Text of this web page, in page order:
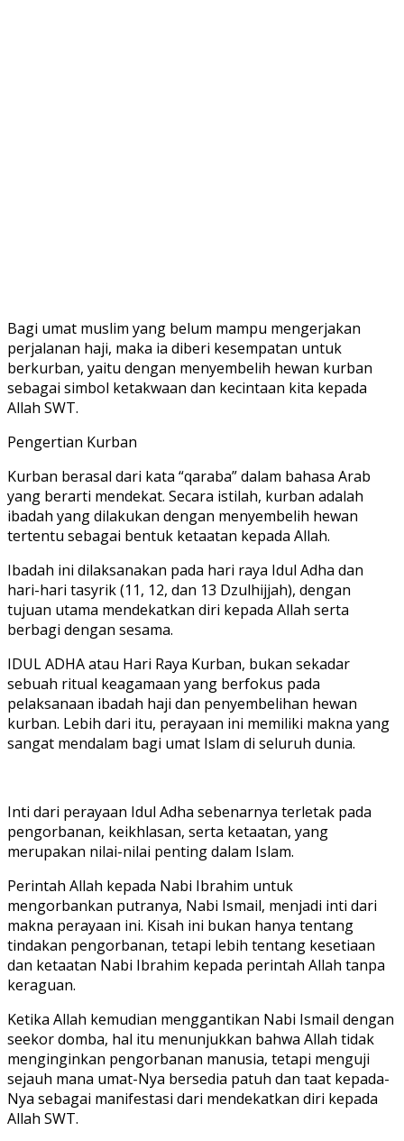
Bagi umat muslim yang belum mampu mengerjakan
perjalanan haji, maka ia diberi kesempatan untuk
berkurban, yaitu dengan menyembelih hewan kurban
sebagai simbol ketakwaan dan kecintaan kita kepada
Allah SWT.
Pengertian Kurban
Kurban berasal dari kata “qaraba” dalam bahasa Arab
yang berarti mendekat. Secara istilah, kurban adalah
ibadah yang dilakukan dengan menyembelih hewan
tertentu sebagai bentuk ketaatan kepada Allah.
Ibadah ini dilaksanakan pada hari raya Idul Adha dan
hari-hari tasyrik (11, 12, dan 13 Dzulhijjah), dengan
tujuan utama mendekatkan diri kepada Allah serta
berbagi dengan sesama.
IDUL ADHA atau Hari Raya Kurban, bukan sekadar
sebuah ritual keagamaan yang berfokus pada
pelaksanaan ibadah haji dan penyembelihan hewan
kurban. Lebih dari itu, perayaan ini memiliki makna yang
sangat mendalam bagi umat Islam di seluruh dunia.
Inti dari perayaan Idul Adha sebenarnya terletak pada
pengorbanan, keikhlasan, serta ketaatan, yang
merupakan nilai-nilai penting dalam Islam.
Perintah Allah kepada Nabi Ibrahim untuk
mengorbankan putranya, Nabi Ismail, menjadi inti dari
makna perayaan ini. Kisah ini bukan hanya tentang
tindakan pengorbanan, tetapi lebih tentang kesetiaan
dan ketaatan Nabi Ibrahim kepada perintah Allah tanpa
keraguan.
Ketika Allah kemudian menggantikan Nabi Ismail dengan
seekor domba, hal itu menunjukkan bahwa Allah tidak
menginginkan pengorbanan manusia, tetapi menguji
sejauh mana umat-Nya bersedia patuh dan taat kepada-
Nya sebagai manifestasi dari mendekatkan diri kepada
Allah SWT.